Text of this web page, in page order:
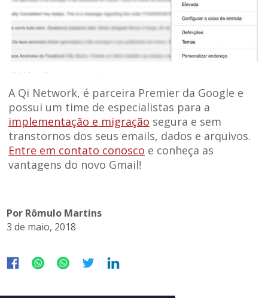
A Qi Network, é parceira Premier da Google e
possui um time de especialistas para a
implementação e migração segura e sem
transtornos dos seus emails, dados e arquivos.
Entre em contato conosco e conheça as
vantagens do novo Gmail!
Por Rômulo Martins
3 de maio, 2018